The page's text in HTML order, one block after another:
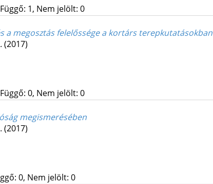
1, Nem jelölt: 0
a megosztás felelőssége a kortárs terepkutatásokban
(2017)
0, Nem jelölt: 0
megismerésében
(2017)
0, Nem jelölt: 0